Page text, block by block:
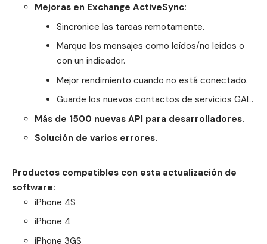
Mejoras en Exchange ActiveSync:
Sincronice las tareas remotamente.
Marque los mensajes como leídos/no leídos o
con un indicador.
Mejor rendimiento cuando no está conectado.
Guarde los nuevos contactos de servicios GAL.
Más de 1500 nuevas API para desarrolladores.
Solución de varios errores.
Productos compatibles con esta actualización de
software:
iPhone 4S
iPhone 4
iPhone 3GS